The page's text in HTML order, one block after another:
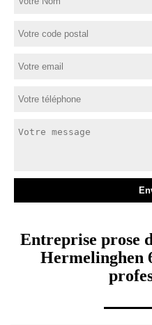
Entreprise prose
Hermelinghen